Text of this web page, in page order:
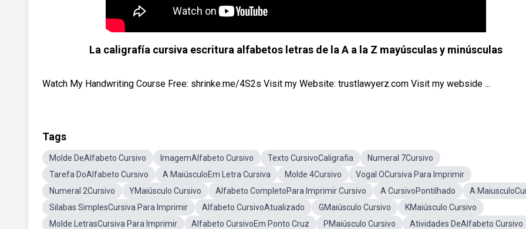
La caligrafía cursiva escritura alfabetos letras de la A a la Z mayúsculas y minúsculas
Watch My Handwriting Course Free: shrinke.me/4S2s Visit my Website: trustlawyerz.com Visit my webside ...
Tags
Molde DeAlfabeto Cursivo ImagemAlfabeto Cursivo Texto CursivoCaligrafia
Numeral 7Cursivo
Tarefa DoAlfabeto Cursivo
A MaiúsculoEm Letra Cursiva Molde 4Cursivo
Vogal OCursiva Para Imprimir
Numeral 2Cursivo
YMaiúsculo Cursivo Alfabeto CompletoPara Imprimir Cursivo A CursivoPontilhado
A
Silabas SimplesCursiva Para Imprimir
Alfabeto CursivoAtualizado GMaiúsculo Cursivo
KMaiúsculo Cursivo
Molde LetrasCursiva Para Imprimir
Alfabeto CursivoEm Ponto Cruz PMaiúsculo Cursivo
Atividades DeAlfabeto Cursivo